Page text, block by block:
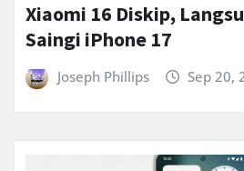
Xiaomi 16 Diskip,
Saingi iPhone 17
Joseph Phillips Sep 20,